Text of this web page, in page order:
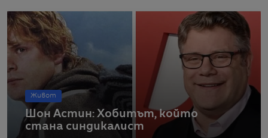
Живот
Шон Астин: Хобитът, който
стана синдикалист